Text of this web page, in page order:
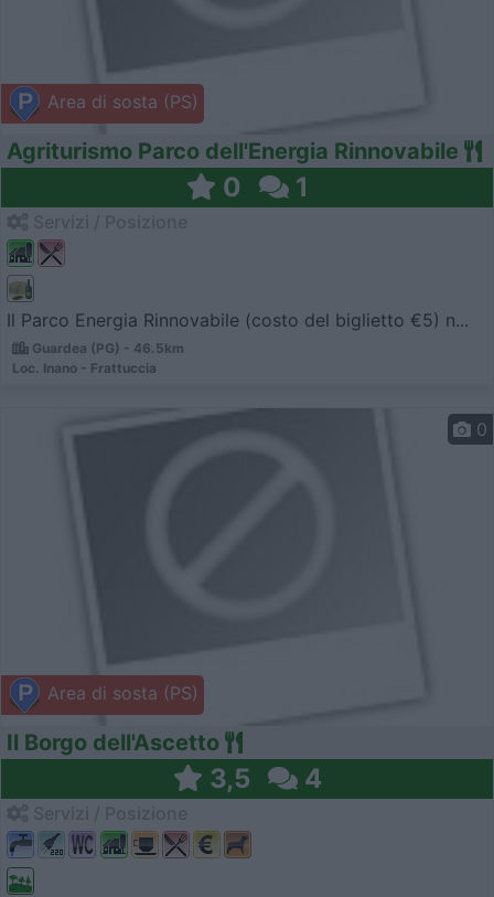
Area di sosta (PS)
Agriturismo Parco dell'Energia Rinnovabile
0 1
Il Parco Energia Rinnovabile (costo del biglietto €5) n...
Guardea (PG) - 46.5km
Loc. Inano - Frattuccia
Area di sosta (PS)
0
Il Borgo dell'Ascetto
3,5 4